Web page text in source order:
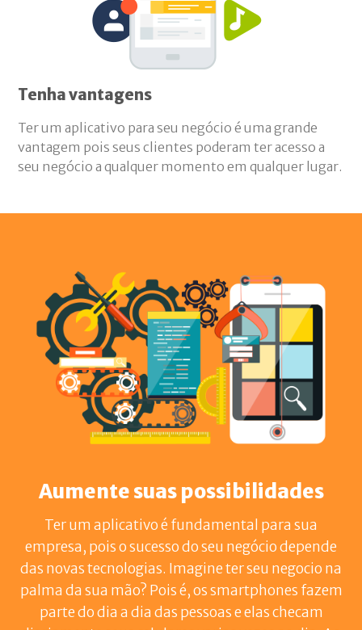
Tenha vantagens
Ter um aplicativo para seu negócio é uma grande
vantagem pois seus clientes poderam ter acesso a
seu negócio a qualquer momento em qualquer lugar.
Aumente suas possibilidades
Ter um aplicativo é fundamental para sua
empresa, pois o sucesso do seu negócio depende
das novas tecnologias. Imagine ter seu negocio na
palma da sua mão? Pois é, os smartphones fazem
parte do dia a dia das pessoas e elas checam